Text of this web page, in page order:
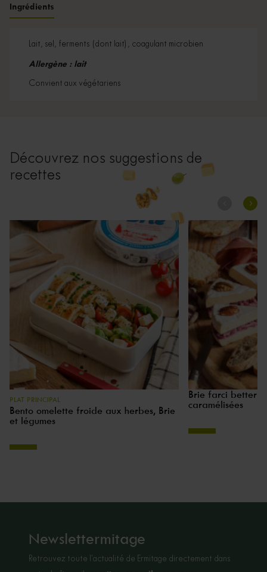
Ingrédients
Lait, sel, ferments (dont lait), coagulant microbien
Allergène : lait
Convient aux végétariens
Découvrez nos suggestions de
recettes
PLAT PRINCIPAL
Bento omelette froide aux herbes, Brie
et légumes
Brie farci
caramélisées
Newslettermitage
Retrouvez toute l’actualité de Ermitage directement dans